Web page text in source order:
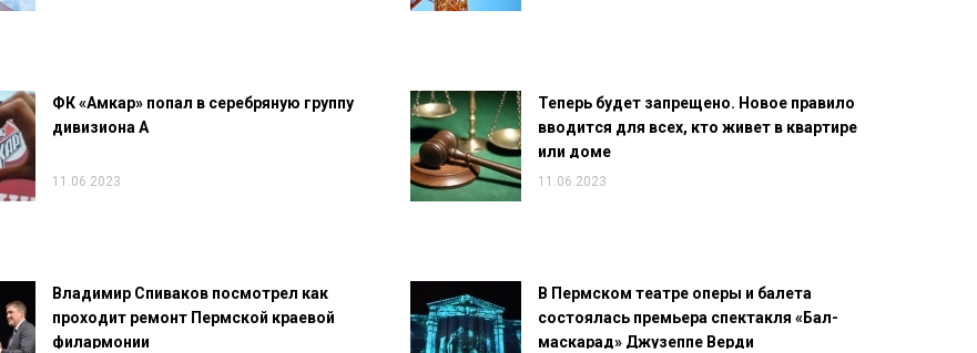
ФК «Амкар» попал в серебряную группу
дивизиона А
11.06.2023
Теперь будет запрещено. Новое правило
вводится для всех, кто живет в квартире
или доме
11.06.2023
Владимир Спиваков посмотрел как
проходит ремонт Пермской краевой
филармонии
В Пермском театре оперы и балета
состоялась премьера спектакля «Бал-
маскарад» Джузеппе Верди